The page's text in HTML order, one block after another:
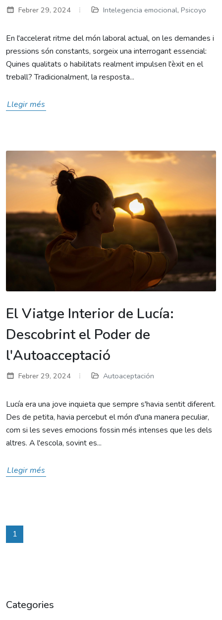
Febrer 29, 2024 Intelegencia emocional, Psicoyo
En l'accelerat ritme del món laboral actual, on les demandes i
pressions són constants, sorgeix una interrogant essencial:
Quines qualitats o habilitats realment impulsen l'èxit en el
treball? Tradicionalment, la resposta...
Llegir més
El Viatge Interior de Lucía:
Descobrint el Poder de
l'Autoacceptació
Febrer 29, 2024 Autoaceptación
Lucía era una jove inquieta que sempre s'havia sentit diferent.
Des de petita, havia percebut el món d'una manera peculiar,
com si les seves emocions fossin més intenses que les dels
altres. A l'escola, sovint es...
Llegir més
1
Categories